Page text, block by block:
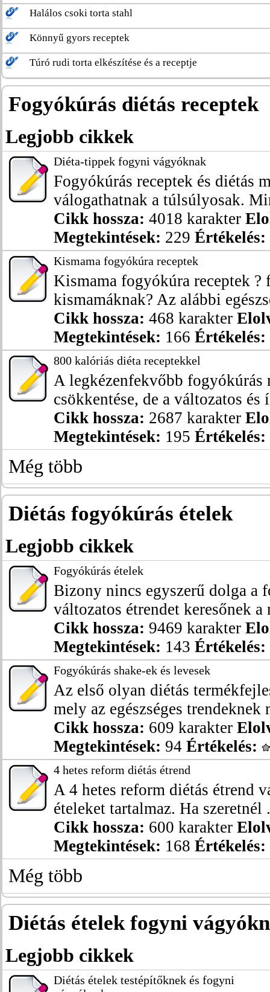
Halálos csoki torta stahl
Könnyű gyors receptek
Túró rudi torta elkészítése és a receptje
Fogyókúrás diétás receptek
Legjobb cikkek
Diéta-tippek fogyni vágyóknak
Fogyókúrás receptek és diétás
válogathatnak a túlsúlyosak.
Cikk hossza: 4018 karakter
Megtekintések: 229 Értékelés:
Kismama fogyókúra receptek
Kismama fogyókúra receptek ?
kismamáknak? Az alábbi
Cikk hossza: 468 karakter
Megtekintések: 166 Értékelés:
800 kalóriás diéta receptekkel
A legkézenfekvőbb fogyókúrás
csökkentése, de a változatos és
Cikk hossza: 2687 karakter
Megtekintések: 195 Értékelés:
Még több
Diétás fogyókúrás ételek
Legjobb cikkek
Fogyókúrás ételek
Bizony nincs egyszerű dolga a
változatos étrendet keresőnek a
Cikk hossza: 9469 karakter
Megtekintések: 143 Értékelés:
Fogyókúrás shake-ek és levesek
Az első olyan diétás
mely az egészséges trendeknek
Cikk hossza: 609 karakter
Megtekintések: 94 Értékelés:
4 hetes reform diétás étrend
A 4 hetes reform diétás étrend
ételeket tartalmaz. Ha szeretnél
Cikk hossza: 600 karakter
Megtekintések: 168 Értékelés:
Még több
Diétás ételek fogyni
Legjobb cikkek
Diétás ételek testépítőknek és fogyni